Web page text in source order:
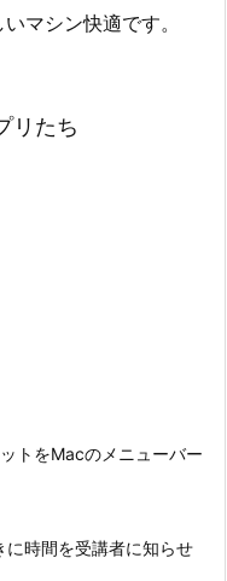
マシン快適です。
リたち
トをMacのメニューバー
時間を受講者に知らせ